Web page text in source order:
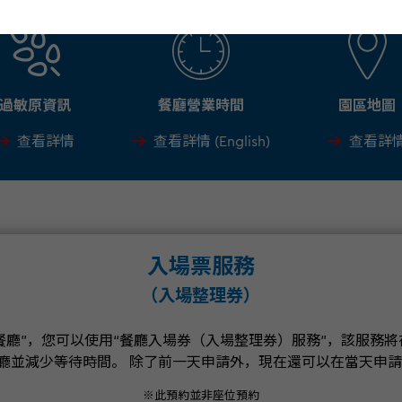
過敏原資訊
查看詳情
餐廳營業時間
查看詳情 (English)
園區地圖
查看詳
入場票服務
（入場整理券）
廳”，您可以使用“餐廳入場券（入場整理券）服務”，該服務
並減少等待時間。 除了前一天申請外，現在還可以在當天申請
※此預約並非座位預約